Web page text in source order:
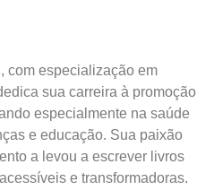
com especialização em
sua carreira à promoção
especialmente na saúde
e educação. Sua paixão
a levou a escrever livros
e transformadoras.